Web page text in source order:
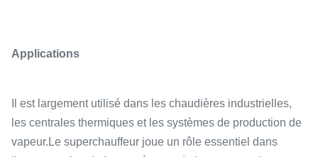
Applications
Il est largement utilisé dans les chaudières industrielles,
les centrales thermiques et les systèmes de production de
vapeur.Le superchauffeur joue un rôle essentiel dans